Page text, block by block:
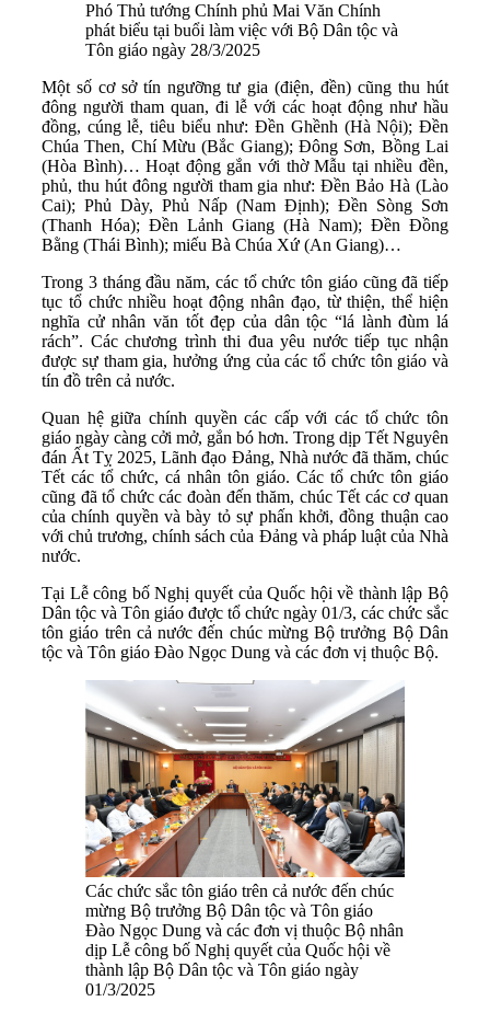
Phó Thủ tướng Chính phủ Mai Văn Chính
phát biểu tại buổi làm việc với Bộ Dân tộc và
Tôn giáo ngày 28/3/2025
Một số cơ sở tín ngưỡng tư gia (điện, đền) cũng thu hút
đông người tham quan, đi lễ với các hoạt động như hầu
đồng, cúng lễ, tiêu biểu như: Đền Ghềnh (Hà Nội); Đền
Chúa Then, Chí Mừu (Bắc Giang); Đông Sơn, Bồng Lai
(Hòa Bình)… Hoạt động gắn với thờ Mẫu tại nhiều đền,
phủ, thu hút đông người tham gia như: Đền Bảo Hà (Lào
Cai); Phủ Dày, Phủ Nấp (Nam Định); Đền Sòng Sơn
(Thanh Hóa); Đền Lảnh Giang (Hà Nam); Đền Đồng
Bằng (Thái Bình); miếu Bà Chúa Xứ (An Giang)…
Trong 3 tháng đầu năm, các tổ chức tôn giáo cũng đã tiếp
tục tổ chức nhiều hoạt động nhân đạo, từ thiện, thể hiện
nghĩa cử nhân văn tốt đẹp của dân tộc “lá lành đùm lá
rách”. Các chương trình thi đua yêu nước tiếp tục nhận
được sự tham gia, hưởng ứng của các tổ chức tôn giáo và
tín đồ trên cả nước.
Quan hệ giữa chính quyền các cấp với các tổ chức tôn
giáo ngày càng cởi mở, gắn bó hơn. Trong dịp Tết Nguyên
đán Ất Tỵ 2025, Lãnh đạo Đảng, Nhà nước đã thăm, chúc
Tết các tổ chức, cá nhân tôn giáo. Các tổ chức tôn giáo
cũng đã tổ chức các đoàn đến thăm, chúc Tết các cơ quan
của chính quyền và bày tỏ sự phấn khởi, đồng thuận cao
với chủ trương, chính sách của Đảng và pháp luật của Nhà
nước.
Tại Lễ công bố Nghị quyết của Quốc hội về thành lập Bộ
Dân tộc và Tôn giáo được tổ chức ngày 01/3, các chức sắc
tôn giáo trên cả nước đến chúc mừng Bộ trưởng Bộ Dân
tộc và Tôn giáo Đào Ngọc Dung và các đơn vị thuộc Bộ.
Các chức sắc tôn giáo trên cả nước đến chúc
mừng Bộ trưởng Bộ Dân tộc và Tôn giáo
Đào Ngọc Dung và các đơn vị thuộc Bộ nhân
dịp Lễ công bố Nghị quyết của Quốc hội về
thành lập Bộ Dân tộc và Tôn giáo ngày
01/3/2025